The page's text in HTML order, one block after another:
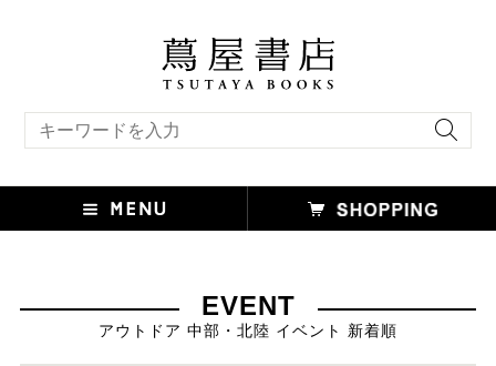
EVENT
アウトドア 中部・北陸 イベント 新着順